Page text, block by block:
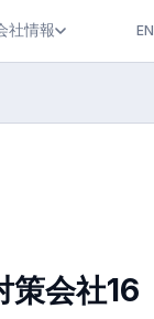
社情報 EN
策会社16